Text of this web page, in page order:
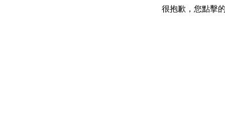
很抱歉，您點擊